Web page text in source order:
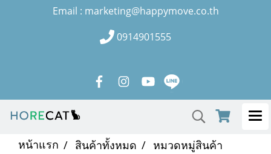
Email : marketing@happymove.co.th
0914901555
หน้าแรก สินค้าทั้งหมด
หมวดหมู่สินค้า